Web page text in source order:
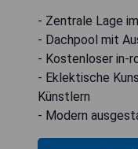
- Zentrale Lage
- Dachpool mit
- Kostenloser in-
- Eklektische
Künstlern
- Modern